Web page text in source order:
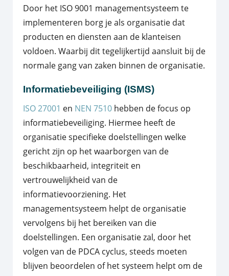
Door het ISO 9001 managementsysteem te
implementeren borg je als organisatie dat
producten en diensten aan de klanteisen
voldoen. Waarbij dit tegelijkertijd aansluit bij de
normale gang van zaken binnen de organisatie.
Informatiebeveiliging (ISMS)
ISO 27001 en NEN 7510 hebben de focus op
informatiebeveiliging. Hiermee heeft de
organisatie specifieke doelstellingen welke
gericht zijn op het waarborgen van de
beschikbaarheid, integriteit en
vertrouwelijkheid van de
informatievoorziening. Het
managementsysteem helpt de organisatie
vervolgens bij het bereiken van die
doelstellingen. Een organisatie zal, door het
volgen van de PDCA cyclus, steeds moeten
blijven beoordelen of het systeem helpt om de